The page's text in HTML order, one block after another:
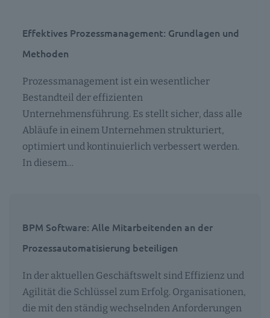
Effektives Prozessmanagement: Grundlagen und
Methoden
Prozessmanagement ist ein wesentlicher
Bestandteil der effizienten
Unternehmensführung. Es stellt sicher, dass alle
Abläufe in einem Unternehmen strukturiert,
optimiert und kontinuierlich verbessert werden.
In diesem…
BPM Software: Alle Mitarbeitenden an der
Prozessautomatisierung beteiligen
In der aktuellen Geschäftswelt sind Effizienz und
Agilität die Schlüssel zum Erfolg. Organisationen,
die mit den ständig wechselnden Anforderungen